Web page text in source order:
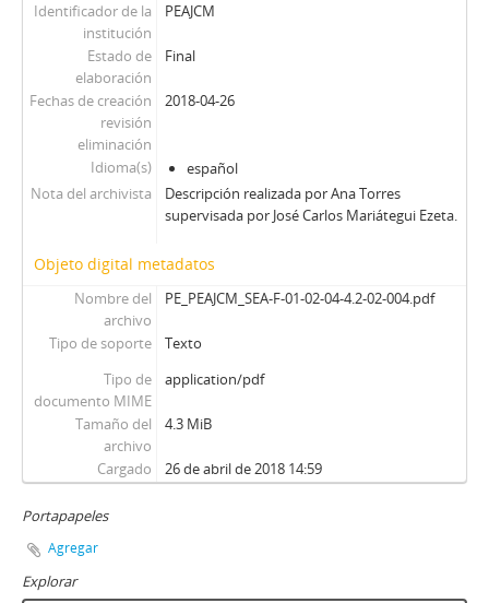
Identificador de la
institución
PEAJCM
Estado de
elaboración
Final
Fechas de creación
revisión
eliminación
2018-04-26
Idioma(s)
español
Nota del archivista
Descripción realizada por Ana Torres
supervisada por José Carlos Mariátegui Ezeta.
Objeto digital metadatos
Nombre del
archivo
PE_PEAJCM_SEA-F-01-02-04-4.2-02-004.pdf
Tipo de soporte
Texto
Tipo de
documento MIME
application/pdf
Tamaño del
archivo
4.3 MiB
Cargado 26 de abril de 2018 14:59
Portapapeles
Agregar
Explorar